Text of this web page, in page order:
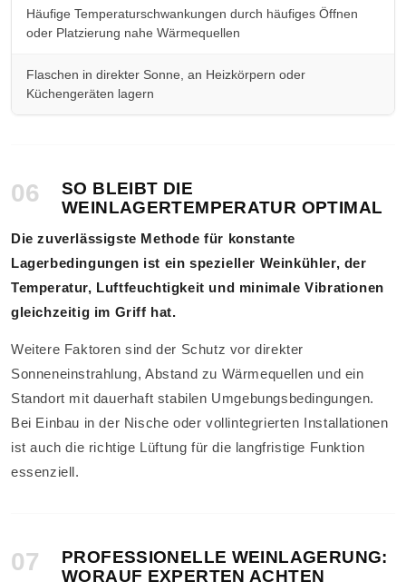
Häufige Temperaturschwankungen durch häufiges Öffnen
oder Platzierung nahe Wärmequellen
Flaschen in direkter Sonne, an Heizkörpern oder
Küchengeräten lagern
06
SO BLEIBT DIE
WEINLAGERTEMPERATUR OPTIMAL
Die zuverlässigste Methode für konstante
Lagerbedingungen ist ein spezieller Weinkühler, der
Temperatur, Luftfeuchtigkeit und minimale Vibrationen
gleichzeitig im Griff hat.
Weitere Faktoren sind der Schutz vor direkter
Sonneneinstrahlung, Abstand zu Wärmequellen und ein
Standort mit dauerhaft stabilen Umgebungsbedingungen.
Bei Einbau in der Nische oder vollintegrierten Installationen
ist auch die richtige Lüftung für die langfristige Funktion
essenziell.
07
PROFESSIONELLE WEINLAGERUNG:
WORAUF EXPERTEN ACHTEN